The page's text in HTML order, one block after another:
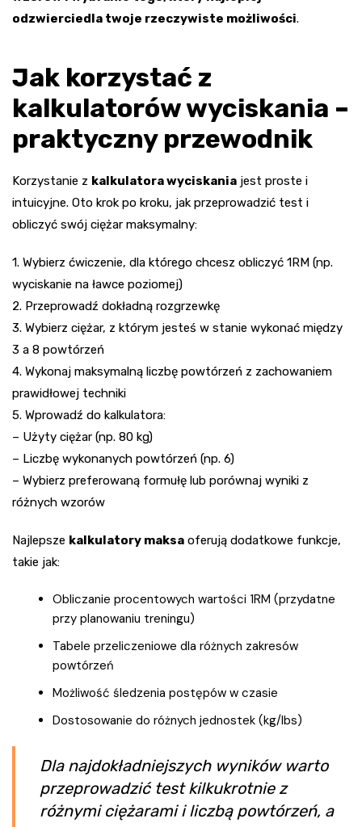
odzwierciedla twoje rzeczywiste możliwości.
Jak korzystać z
kalkulatorów wyciskania –
praktyczny przewodnik
Korzystanie z kalkulatora wyciskania jest proste i
intuicyjne. Oto krok po kroku, jak przeprowadzić test i
obliczyć swój ciężar maksymalny:
1. Wybierz ćwiczenie, dla którego chcesz obliczyć 1RM (np.
wyciskanie na ławce poziomej)
2. Przeprowadź dokładną rozgrzewkę
3. Wybierz ciężar, z którym jesteś w stanie wykonać między
3 a 8 powtórzeń
4. Wykonaj maksymalną liczbę powtórzeń z zachowaniem
prawidłowej techniki
5. Wprowadź do kalkulatora:
– Użyty ciężar (np. 80 kg)
– Liczbę wykonanych powtórzeń (np. 6)
– Wybierz preferowaną formułę lub porównaj wyniki z
różnych wzorów
Najlepsze kalkulatory maksa oferują dodatkowe funkcje,
takie jak:
Obliczanie procentowych wartości 1RM (przydatne
przy planowaniu treningu)
Tabele przeliczeniowe dla różnych zakresów
powtórzeń
Możliwość śledzenia postępów w czasie
Dostosowanie do różnych jednostek (kg/lbs)
Dla najdokładniejszych wyników warto
przeprowadzić test kilkukrotnie z
różnymi ciężarami i liczbą powtórzeń, a